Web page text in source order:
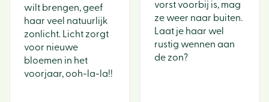
wilt brengen, geef
haar veel natuurlijk
zonlicht. Licht zorgt
voor nieuwe
bloemen in het
voorjaar, ooh-la-la!!
vorst voorbij is, mag
ze weer naar buiten.
Laat je haar wel
rustig wennen aan
de zon?